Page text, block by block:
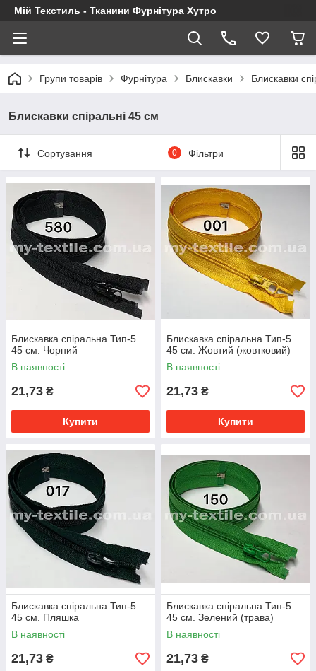
Мій Текстиль - Тканини Фурнітура Хутро
Групи товарів Фурнітура Блискавки Блискавки
Блискавки спіральні 45 см
Сортування 0 Фільтри
Блискавка спіральна Тип-5
45 см. Чорний
В наявності
21,73 ₴
Купити
Блискавка спіральна Тип-5
45 см. Жовтий (жовтковий)
В наявності
21,73 ₴
Купити
Блискавка спіральна Тип-5
45 см. Пляшка
В наявності
21,73 ₴
Блискавка спіральна Тип-5
45 см. Зелений (трава)
В наявності
21,73 ₴